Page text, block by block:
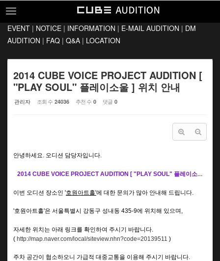
EVENT
INFORMATION
E-MAIL AUDITION
DM AUDITION
LOCATION
EVENT | NOTICE | INFORMATION | E-MAIL AUDITION | DM
AUDITION | FAQ | Q&A | LOCATION
2014 CUBE VOICE PROJECT AUDITION [
"PLAY SOUL" 플레이소울 ] 위치 안내
관리자 조회 수 24036 추천 수 0 댓글 0
안녕하세요. 오디션 담당자입니다.
2014 CUBE VOICE PROJECT AUDITION [ "PLAY SOUL" 플레이소울 ]
이번 오디션 장소인 '호원아트홀'에 대한 문의가 많아 안내해 드립니다.
'호원아트홀'은 서울특별시 강동구 성내동 435-9에 위치해 있으며,
자세한 위치는 아래 링크를 확인하여 주시기 바랍니다.
( http://map.naver.com/local/siteview.nhn?code=20139511 )
주차 공간이 협소하오니 가급적 대중교통을 이용해 주시기 바랍니다.